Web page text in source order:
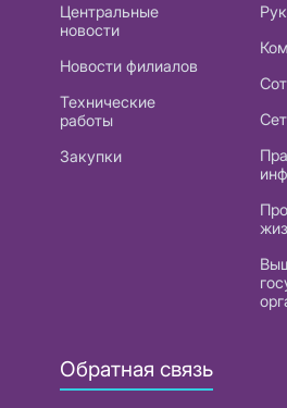
Центральные
новости
Новости филиалов
Технические
работы
Закупки
Обратная связь